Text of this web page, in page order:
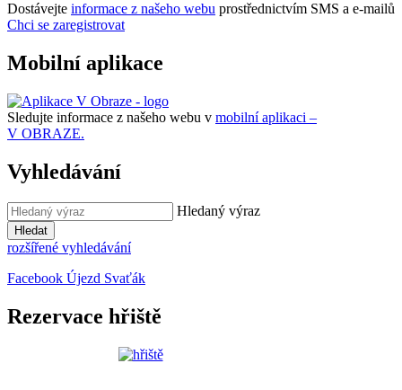
Dostávejte informace z našeho webu prostřednictvím SMS a e-mailů
Chci se zaregistrovat
Mobilní aplikace
Sledujte informace z našeho webu v mobilní aplikaci –
V OBRAZE.
Vyhledávání
Hledaný výraz
Hledat
rozšířené vyhledávání
Facebook Újezd Svaťák
Rezervace hřiště